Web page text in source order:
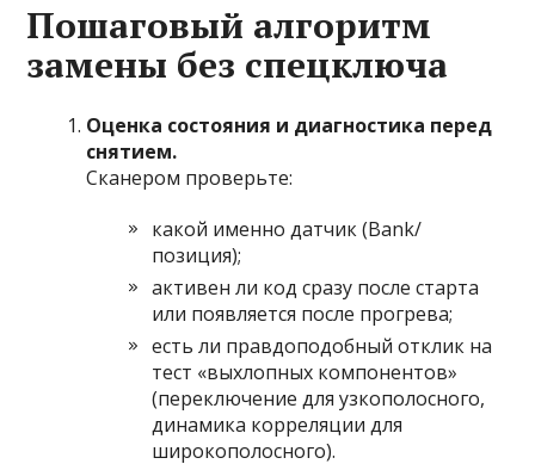
Пошаговый алгоритм
замены без спецключа
Оценка состояния и диагностика перед
снятием.
Сканером проверьте:
какой именно датчик (Bank/
позиция);
активен ли код сразу после старта
или появляется после прогрева;
есть ли правдоподобный отклик на
тест «выхлопных компонентов»
(переключение для узкополосного,
динамика корреляции для
широкополосного).